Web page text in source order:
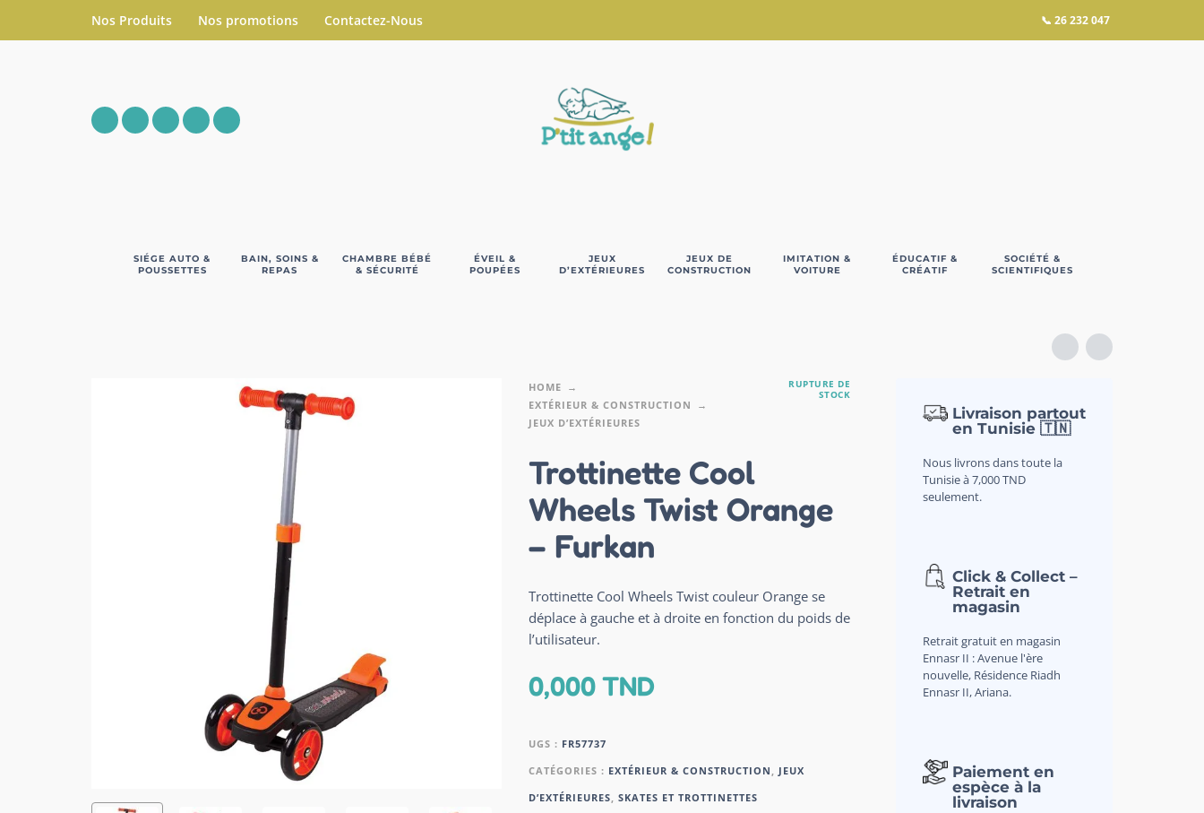
Nos Produits Nos promotions Contactez-Nous 📞 26 232 047
SIÉGE AUTO &
POUSSETTES
BAIN, SOINS &
REPAS
CHAMBRE BÉBÉ
& SÉCURITÉ
ÉVEIL &
POUPÉES
JEUX
D’EXTÉRIEURES
JEUX DE
CONSTRUCTION
IMITATION &
VOITURE
ÉDUCATIF &
CRÉATIF
SOCIÉTÉ &
SCIENTIFIQUES
HOME
EXTÉRIEUR & CONSTRUCTION
JEUX D’EXTÉRIEURES
RUPTURE DE
STOCK
Trottinette Cool
Wheels Twist Orange
– Furkan
Trottinette Cool Wheels Twist couleur Orange se
déplace à gauche et à droite en fonction du poids de
l’utilisateur.
0,000TND
UGS : FR57737
CATÉGORIES : EXTÉRIEUR & CONSTRUCTION , JEUX
D’EXTÉRIEURES, SKATES ET TROTTINETTES
Livraison partout
en Tunisie 🇹🇳
Nous livrons dans toute la
Tunisie à 7,000 TND
seulement.
Click & Collect –
Retrait en
magasin
Retrait gratuit en magasin
Ennasr II : Avenue l'ère
nouvelle, Résidence Riadh
Ennasr II, Ariana.
Paiement en
espèce à la
livraison